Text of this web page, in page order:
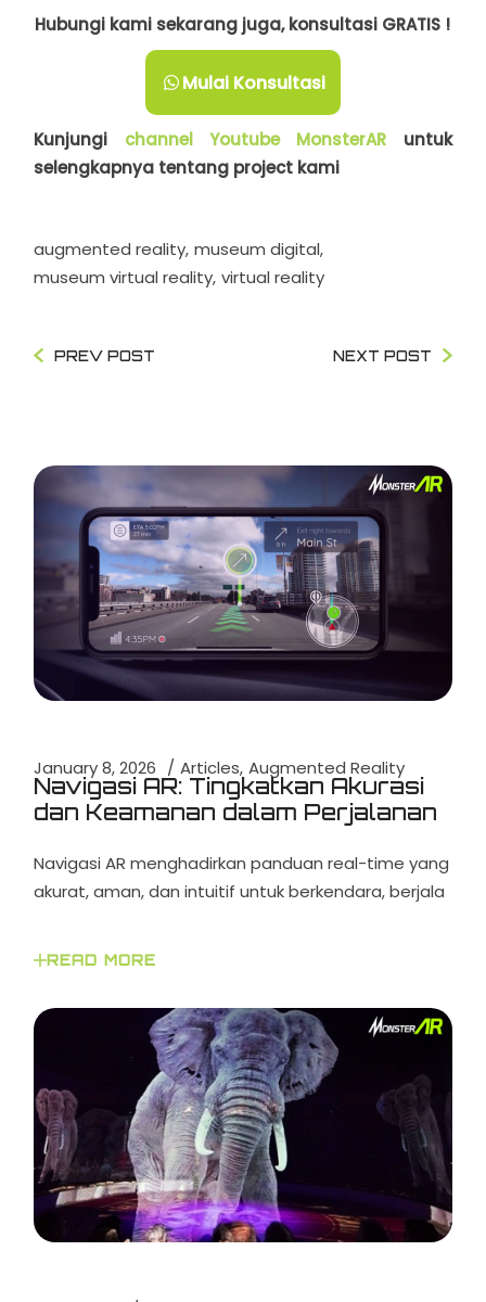
Hubungi kami sekarang juga, konsultasi GRATIS !
Mulai Konsultasi
Kunjungi channel Youtube MonsterAR untuk
selengkapnya tentang project kami
augmented reality museum digital
museum virtual reality virtual reality
PREV POST NEXT POST
January 8, 2026 Articles Augmented Reality
Navigasi AR: Tingkatkan Akurasi
dan Keamanan dalam Perjalanan
Navigasi AR menghadirkan panduan real-time yang
akurat, aman, dan intuitif untuk berkendara, berjala
READ MORE